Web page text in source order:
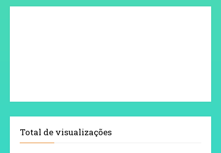
Total de visualizações